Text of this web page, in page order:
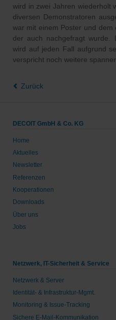
wird in zwei Jahren wiederholt
diversen Demonstratoren
war mit einem Poster und dem
der auch nachgefragt wurde.
wird auf jeden Fall aufgrund
verspricht noch weitere
Zurück
DECOIT GmbH & Co. KG
Home
Aktuelles
Newsletter
Referenzen
Kooperationen
Downloads
Über uns
Jobs
Netzwerk, IT-Sicherheit & Service
Netzwerk & Server
Identität- & Infrastruktur-Mgmt.
Monitoring & Issue-Tracking
Sichere E-Mail-Kommunikation